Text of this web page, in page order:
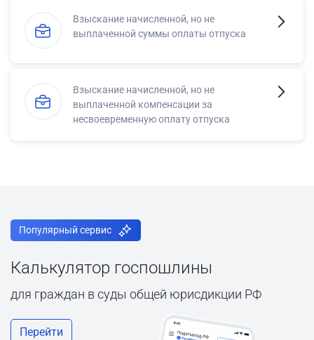
Взыскание начисленной, но не
выплаченной суммы оплаты отпуска
Взыскание начисленной, но не
выплаченной компенсации за
несвоевременную оплату отпуска
Популярный сервис
Калькулятор госпошлины
для граждан в суды общей юрисдикции РФ
Перейти